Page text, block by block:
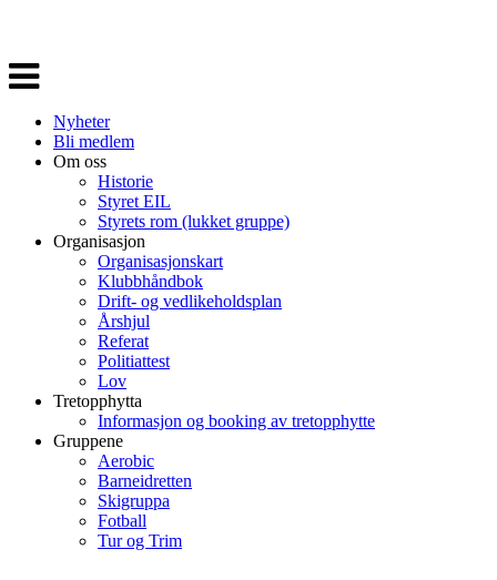
Veksle
navigasjon
Nyheter
Bli medlem
Om oss
Historie
Styret EIL
Styrets rom (lukket gruppe)
Organisasjon
Organisasjonskart
Klubbhåndbok
Drift- og vedlikeholdsplan
Årshjul
Referat
Politiattest
Lov
Tretopphytta
Informasjon og booking av tretopphytte
Gruppene
Aerobic
Barneidretten
Skigruppa
Fotball
Tur og Trim